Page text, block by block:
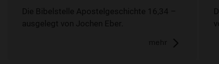
Die Bibelstelle Apostelgeschichte 16,34 –
ausgelegt von Jochen Eber.
mehr